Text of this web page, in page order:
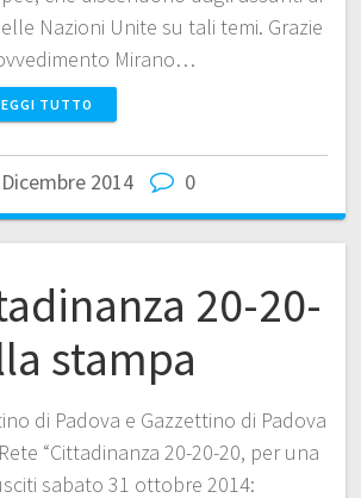
Nazioni Unite su tali temi. Grazie
Mirano…
TUTTO
2014 0
20-20-
stampa
di Padova e Gazzettino di Padova
“Cittadinanza 20-20-20, per una
sabato 31 ottobre 2014: